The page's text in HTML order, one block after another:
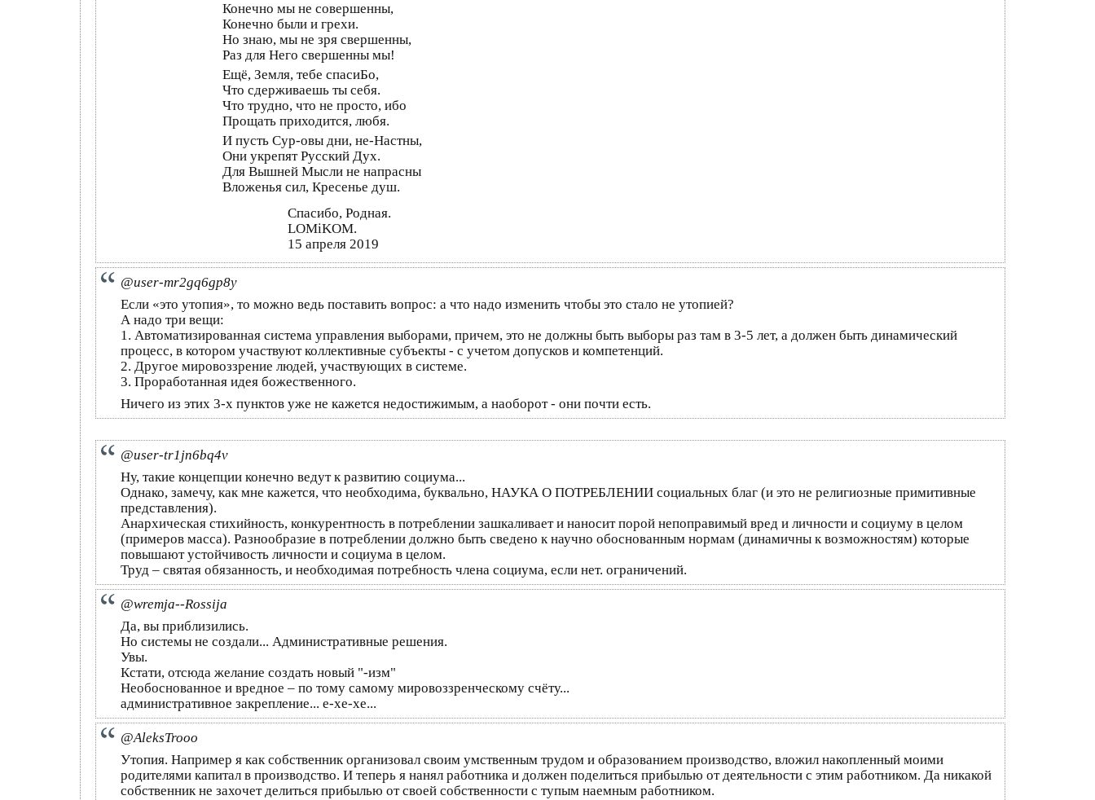
Конечно мы не совершенны,
Конечно были и грехи.
Но знаю, мы не зря свершенны,
Раз для Него свершенны мы!
Ещё, Земля, тебе спасиБо,
Что сдерживаешь ты себя.
Что трудно, что не просто, ибо
Прощать приходится, любя.
И пусть Сур-овы дни, не-Настны,
Они укрепят Русский Дух.
Для Вышней Мысли не напрасны
Вложенья сил, Кресенье душ.
Спасибо, Родная.
LOMiKOM.
15 апреля 2019
@user-mr2gq6gp8y
Если «это утопия», то можно ведь поставить вопрос: а что надо изменить чтобы это стало не утопией?
А надо три вещи:
1. Автоматизированная система управления выборами, причем, это не должны быть выборы раз там в 3-5 лет, а должен быть динамический
процесс, в котором участвуют коллективные субъекты - с учетом допусков и компетенций.
2. ⁠Другое мировоззрение людей, участвующих в системе.
3. Проработанная идея божественного.
Ничего из этих 3-х пунктов уже не кажется недостижимым, а наоборот - они почти есть.
@user-tr1jn6bq4v
Ну, такие концепции конечно ведут к развитию социума...
Однако, замечу, как мне кажется, что необходима, буквально, НАУКА О ПОТРЕБЛЕНИИ социальных благ (и это не религиозные примитивные
представления).
Анархическая стихийность, конкурентность в потреблении зашкаливает и наносит порой непоправимый вред и личности и социуму в целом
(примеров масса). Разнообразие в потреблении должно быть сведено к научно обоснованным нормам (динамичны к возможностям) которые
повышают устойчивость личности и социума в целом.
Труд – святая обязанность, и необходимая потребность члена социума, если нет. ограничений.
@wremja--Rossija
Да, вы приблизились.
Но системы не создали... Административные решения.
Увы.
Кстати, отсюда желание создать новый "-изм"
Необоснованное и вредное – по тому самому мировоззренческому счёту...
административное закрепление... е-хе-хе...
@AleksTrooo
Утопия. Например я как собственник организовал своим умственным трудом и образованием производство, вложил накопленный моими
родителями капитал в производство. И теперь я нанял работника и должен поделиться прибылью от деятельности с этим работником. Да никакой
собственник не захочет делиться прибылью от своей собственности с тупым наемным работником.